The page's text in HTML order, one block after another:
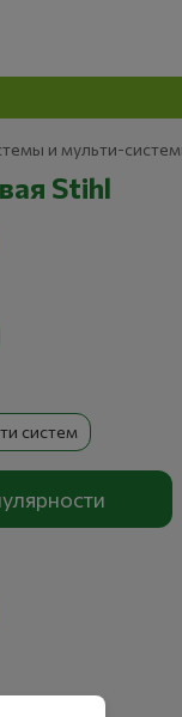
и мульти-
Stihl
систем